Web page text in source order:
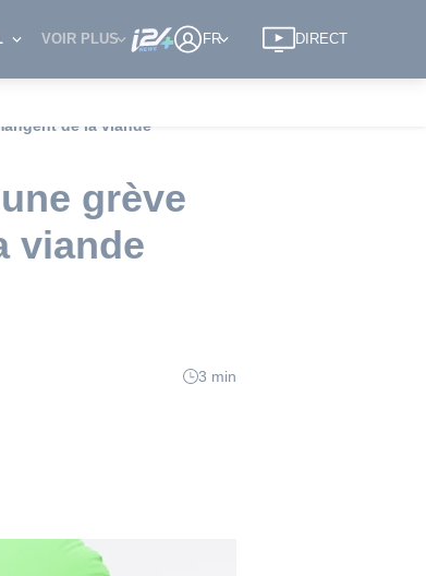
VOIR PLUS FR DIRECT
de la viande
grève
viande
3 min